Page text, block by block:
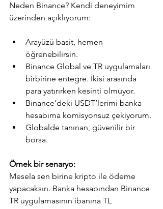
Neden Binance? Kendi deneyimim
üzerinden açıklıyorum:
Arayüzü basit, hemen
öğrenebilirsin.
Binance Global ve TR uygulamaları
birbirine entegre. İkisi arasında
para yatırırken kesinti olmuyor.
Binance’deki USDT’lerimi banka
hesabıma komisyonsuz çekiyorum.
Globalde tanınan, güvenilir bir
borsa.
Örnek bir senaryo:
Mesela sen birine kripto ile ödeme
yapacaksın. Banka hesabından Binance
TR uygulamasının ibanına TL